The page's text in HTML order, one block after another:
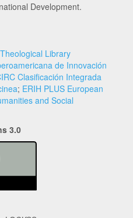
Development.
Library
de Innovación
Clasificación Integrada
; ERIH PLUS European
and Social
3.0